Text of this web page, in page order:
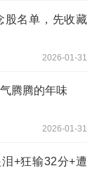
股名单，先收藏
2026-01-31
腾腾的年味
2026-01-31
+狂输32分+遭